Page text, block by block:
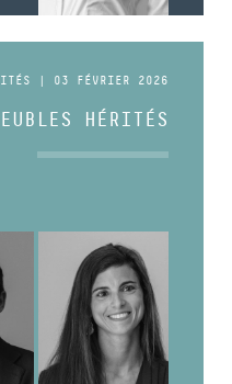
| 03 FÉVRIER 2026
HÉRITÉS